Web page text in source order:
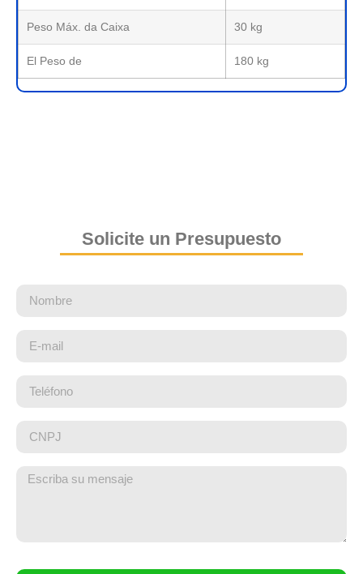
Peso Máx. da Caixa 30 kg
El Peso de 180 kg
Solicite un Presupuesto